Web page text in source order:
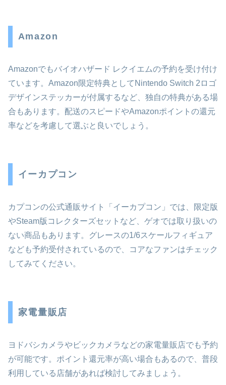
Amazon
Amazonでもバイオハザード レクイエムの予約を受け付け
ています。Amazon限定特典としてNintendo Switch 2ロゴ
デザインステッカーが付属するなど、独自の特典がある場
合もあります。配送のスピードやAmazonポイントの還元
率などを考慮して選ぶと良いでしょう。
イーカプコン
カプコンの公式通販サイト「イーカプコン」では、限定版
やSteam版コレクターズセットなど、ゲオでは取り扱いの
ない商品もあります。グレースの1/6スケールフィギュア
なども予約受付されているので、コアなファンはチェック
してみてください。
家電量販店
ヨドバシカメラやビックカメラなどの家電量販店でも予約
が可能です。ポイント還元率が高い場合もあるので、普段
利用している店舗があれば検討してみましょう。